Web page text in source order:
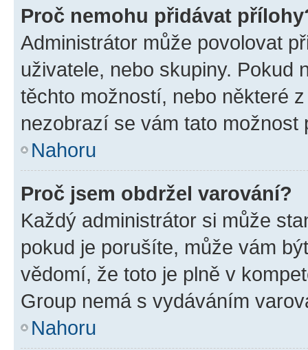
Proč nemohu přidávat
Administrátor může povolovat
uživatele, nebo skupiny. Pokud
těchto možností, nebo některé
nezobrazí se vám tato
Nahoru
Proč jsem obdržel varování?
Každý administrátor si může
pokud je porušíte, může vám
vědomí, že toto je plně v
Group nemá s vydáváním
Nahoru